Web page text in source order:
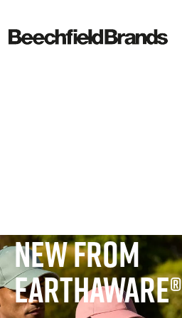
Inhalt
New from
EarthAware®